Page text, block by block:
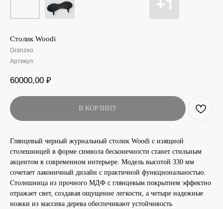
Столик Woodi
Granzeo
Артикул:
60000,00 ₽
В КОРЗИНУ
Глянцевый черный журнальный столик Woodi с изящной
столешницей в форме символа бесконечности станет стильным
акцентом в современном интерьере. Модель высотой 330 мм
сочетает лаконичный дизайн с практичной функциональностью.
Столешница из прочного МДФ с глянцевым покрытием эффектно
отражает свет, создавая ощущение легкости, а четыре надежные
ножки из массива дерева обеспечивают устойчивость